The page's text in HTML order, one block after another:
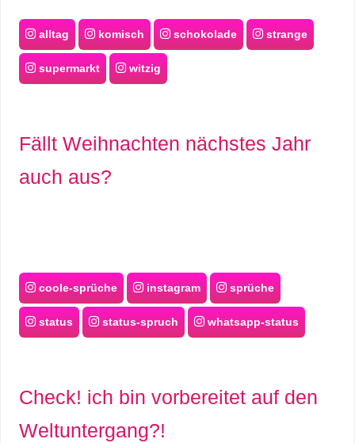
alltag komisch schokolade strange
supermarkt witzig
Fällt Weihnachten nächstes Jahr
auch aus?
coole-sprüche instagram sprüche
status status-spruch whatsapp-status
Check! ich bin vorbereitet auf den
Weltuntergang?!